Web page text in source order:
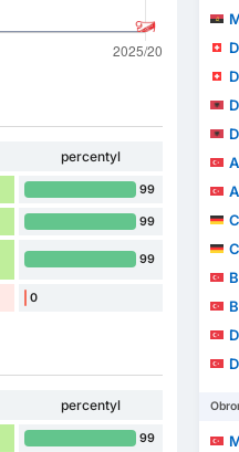
percentyl
99
99
99
0
percentyl
99